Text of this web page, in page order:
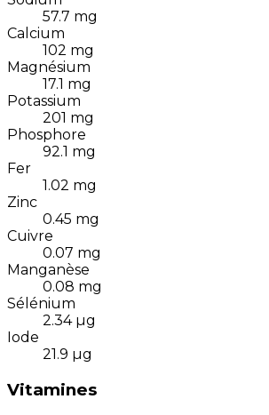
57.7 mg
Calcium
102 mg
Magnésium
17.1 mg
Potassium
201 mg
Phosphore
92.1 mg
Fer
1.02 mg
Zinc
0.45 mg
Cuivre
0.07 mg
Manganèse
0.08 mg
Sélénium
2.34 µg
Iode
21.9 µg
Vitamines